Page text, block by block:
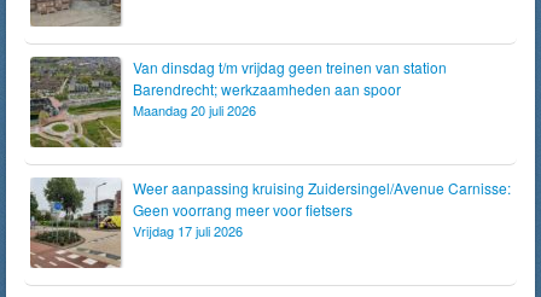
Van dinsdag t/m vrijdag geen treinen van station
Barendrecht; werkzaamheden aan spoor
Maandag 20 juli 2026
Weer aanpassing kruising Zuidersingel/Avenue Carnisse:
Geen voorrang meer voor fietsers
Vrijdag 17 juli 2026